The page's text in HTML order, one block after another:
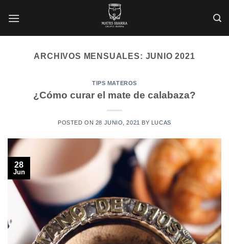
ARCHIVOS MENSUALES: JUNIO 2021
TIPS MATEROS
¿Cómo curar el mate de calabaza?
POSTED ON 28 JUNIO, 2021 BY LUCAS
28
Jun